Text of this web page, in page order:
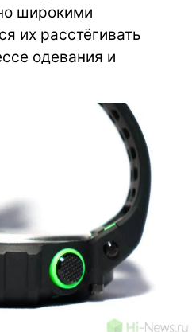
широкими
их расстёгивать
одевания и